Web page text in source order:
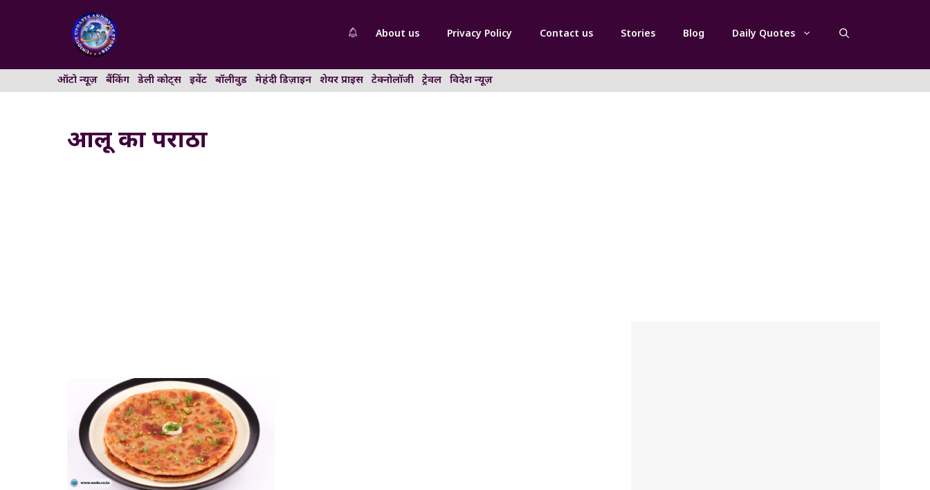
About us Privacy Policy Contact us Stories Blog Daily Quotes
ऑटो न्यूज़ बैंकिंग डेली कोट्स इवेंट बॉलीवुड मेहंदी डिज़ाइन शेयर प्राइस टेक्नोलॉजी ट्रेवल विदेश न्यूज़
आलू का पराठा